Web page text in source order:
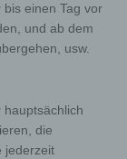
einen Tag vor
und ab dem
usw.
die
jederzeit